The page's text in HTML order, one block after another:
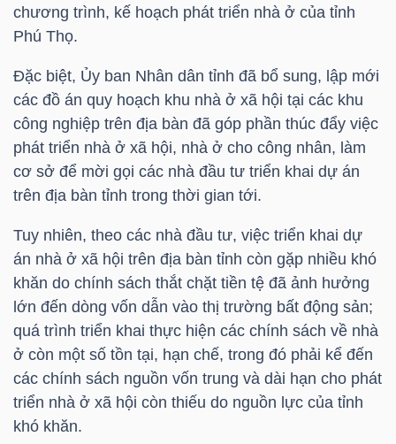
chương trình, kế hoạch phát triển nhà ở của tỉnh
Phú Thọ.
Đặc biệt, Ủy ban Nhân dân tỉnh đã bổ sung, lập mới
các đồ án quy hoạch khu nhà ở xã hội tại các khu
công nghiệp trên địa bàn đã góp phần thúc đẩy việc
phát triển nhà ở xã hội, nhà ở cho công nhân, làm
cơ sở để mời gọi các nhà đầu tư triển khai dự án
trên địa bàn tỉnh trong thời gian tới.
Tuy nhiên, theo các nhà đầu tư, việc triển khai dự
án nhà ở xã hội trên địa bàn tỉnh còn gặp nhiều khó
khăn do chính sách thắt chặt tiền tệ đã ảnh hưởng
lớn đến dòng vốn dẫn vào thị trường bất động sản;
quá trình triển khai thực hiện các chính sách về nhà
ở còn một số tồn tại, hạn chế, trong đó phải kể đến
các chính sách nguồn vốn trung và dài hạn cho phát
triển nhà ở xã hội còn thiếu do nguồn lực của tỉnh
khó khăn.
PHIẾU
TRÁI
PHIẾU
CÔNG
CỤ
ĐẦU